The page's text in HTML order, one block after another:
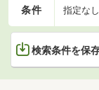
条件 指定なし
検索条件を保